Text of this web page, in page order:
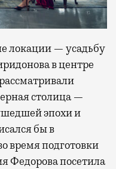
локации — усадьбу
в центре
столица —
эпохи и
бы в
время подготовки
Федорова посетила